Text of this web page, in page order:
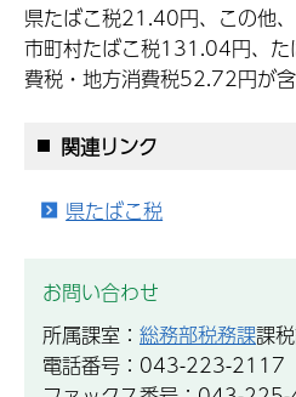
県たばこ税21.40円、この他
市町村たばこ税131.04円、
費税・地方消費税52.72円が含
関連リンク
県たばこ税
お問い合わせ
所属課室： 総務部税務課課
電話番号：043-223-2117